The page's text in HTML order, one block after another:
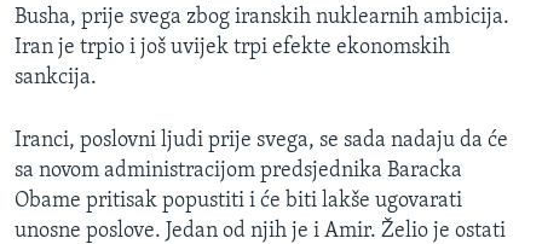
MAGAZIN
O GLASU AMERIKE
Learning English
PRATITE NAS
Busha, prije svega zbog iranskih nuklearnih ambicija.
Iran je trpio i još uvijek trpi efekte ekonomskih
sankcija.
Iranci, poslovni ljudi prije svega, se sada nadaju da će
sa novom administracijom predsjednika Baracka
Obame pritisak popustiti i će biti lakše ugovarati
unosne poslove. Jedan od njih je i Amir. Želio je ostati